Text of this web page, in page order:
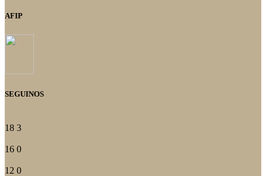
AFIP
SEGUINOS
18 3
16 0
12 0